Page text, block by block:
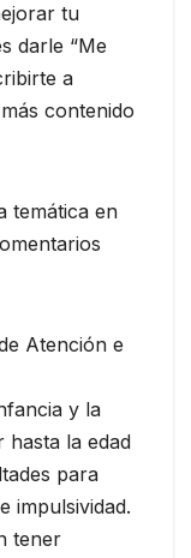
tu
darle “Me
a
contenido
temática en
Atención e
y la
hasta la edad
para
impulsividad.
tener